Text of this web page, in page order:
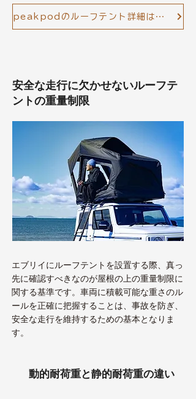
peakpodのルーフテント詳細はこちら
安全な走行に欠かせないルーフテ
ントの重量制限
エブリイにルーフテントを設置する際、真っ
先に確認すべきなのが屋根の上の重量制限に
関する基準です。車両に積載可能な重さのル
ールを正確に把握することは、事故を防ぎ、
安全な走行を維持するための基本となりま
す。
動的耐荷重と静的耐荷重の違い